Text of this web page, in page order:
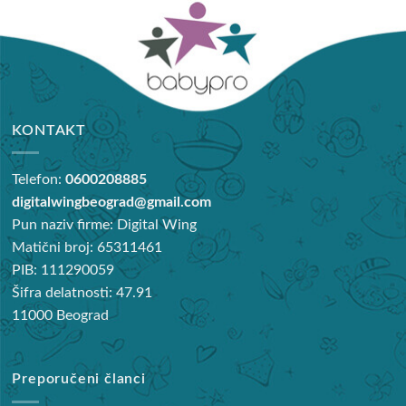
KONTAKT
Telefon:0600208885
digitalwingbeograd@gmail.com
Pun naziv firme: Digital Wing
Matični broj: 65311461
PIB: 111290059
Šifra delatnosti: 47.91
11000 Beograd
Preporučeni članci